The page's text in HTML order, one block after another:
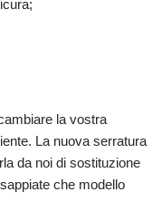
la vostra
La nuova serratura
da noi di sostituzione
che modello